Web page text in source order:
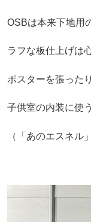
OSBは本来下地用
ラフな板仕上げは
ポスターを張った
子供室の内装に使
（「あのエスネル